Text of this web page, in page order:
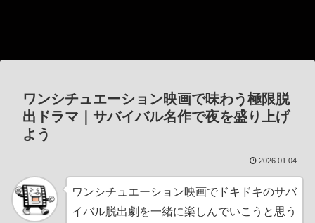
ワンシチュエーション映画で味わう極限脱
出ドラマ｜サバイバル名作で夜を盛り上げ
よう
2026.01.04
ワンシチュエーション映画でドキドキのサバ
イバル脱出劇を一緒に楽しんでいこうと思う